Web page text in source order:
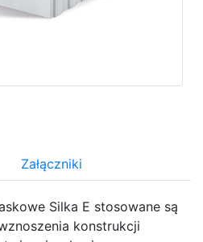
Załączniki
Silka E stosowane są
konstrukcji